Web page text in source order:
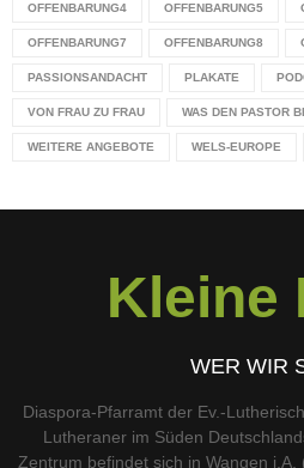
OFFENBARUNG4 OFFENBARUNG5
OFFENBARUNG7 OFFENBARUNG8
PASSIONSANDACHT PLAKATE
VON FRAU ZU FRAU WAS DEN PASTOR
WEITERE ANGEBOTE WELS-EUROPE
Kleine
WER WIR
Diaspora-Pfarramt der Ev.-
Lutheraner im Süden
Zentrum befindet sich in Wangen